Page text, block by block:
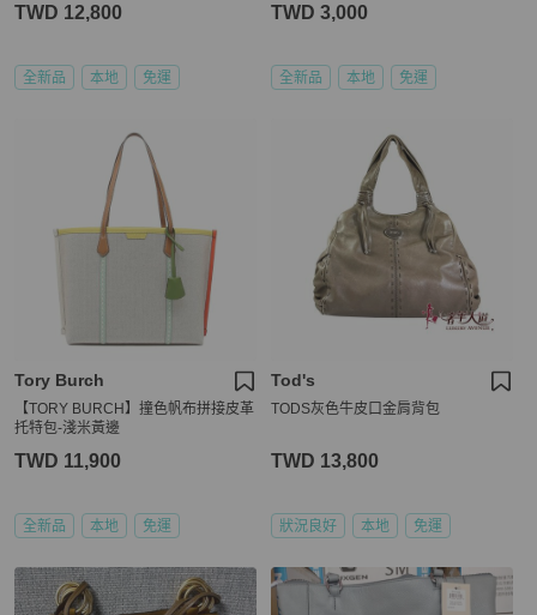
TWD 12,800
全新品 本地 免運
TWD 3,000
全新品 本地 免運
Tory Burch
【TORY BURCH】撞色帆布拼接皮革
托特包-淺米黃邊
TWD 11,900
全新品 本地 免運
Tod's
TODS灰色牛皮口金肩背包
TWD 13,800
狀況良好 本地 免運